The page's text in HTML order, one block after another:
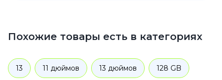
Похожие товары есть в категориях
13 11 дюймов 13 дюймов 128 GB